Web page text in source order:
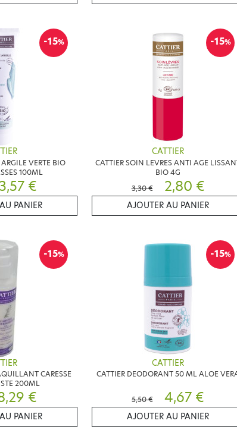
-15%
VERTE BIO
100ML
3,57 €
PANIER
-15%
CATTIER
CATTIER SOIN LEVRES ANTI AGE
BIO 4G
3,30 €
2,80 €
AJOUTER AU PANIER
-15%
CARESSE
200ML
€
PANIER
-15%
CATTIER
CATTIER DEODORANT 50 ML ALOE
5,50 € 4,67 €
AJOUTER AU PANIER